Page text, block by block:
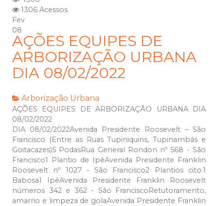
1306 Acessos
Fev
08
AÇÕES EQUIPES DE
ARBORIZAÇÃO URBANA
DIA 08/02/2022
Arborização Urbana
AÇÕES EQUIPES DE ARBORIZAÇÃO URBANA DIA
08/02/2022
DIA 08/02/2022Avenida Presidente Roosevelt – São
Francisco (Entre as Ruas Tupiniquins, Tupinambás e
Goitacazes)5 PodasRua General Rondon nº 568 - São
Francisco1 Plantio de IpêAvenida Presidente Franklin
Roosevelt nº 1027 - São Francisco2 Plantios cito:1
Babosa1 IpêAvenida Presidente Franklin Roosevelt
números 342 e 362 - São FranciscoRetutoramento,
amarrio e limpeza de golaAvenida Presidente Franklin